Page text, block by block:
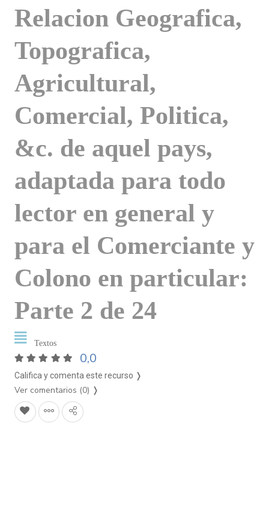
Relacion Geografica,
Topografica,
Agricultural,
Comercial, Politica,
&c. de aquel pays,
adaptada para todo
lector en general y
para el Comerciante y
Colono en particular:
Parte 2 de 24
Textos
0,0
Califica y comenta este recurso ❭
Ver comentarios (0) ❭